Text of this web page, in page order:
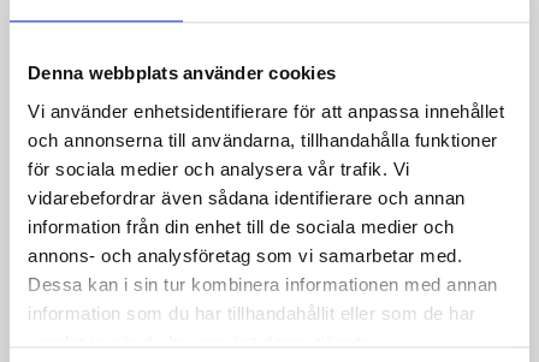
Denna webbplats använder cookies
Vi använder enhetsidentifierare för att anpassa innehållet
och annonserna till användarna, tillhandahålla funktioner
för sociala medier och analysera vår trafik. Vi
vidarebefordrar även sådana identifierare och annan
information från din enhet till de sociala medier och
annons- och analysföretag som vi samarbetar med.
Dessa kan i sin tur kombinera informationen med annan
information som du har tillhandahållit eller som de har
samlat in när du har använt deras tjänster.
Mellanmjölk
1,5% laktosfri 3dl
Jordgubbsfil 2,7%
1000g